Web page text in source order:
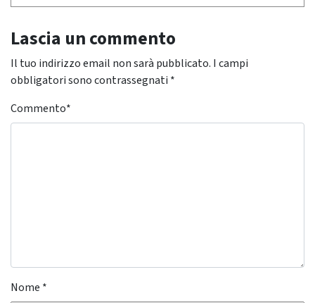
Lascia un commento
Il tuo indirizzo email non sarà pubblicato. I campi
obbligatori sono contrassegnati *
Commento*
Nome *